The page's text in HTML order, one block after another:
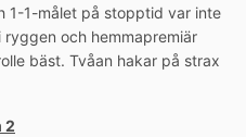
1-1-målet på stopptid var inte
och hemmapremiär
bäst. Tvåan hakar på strax
2